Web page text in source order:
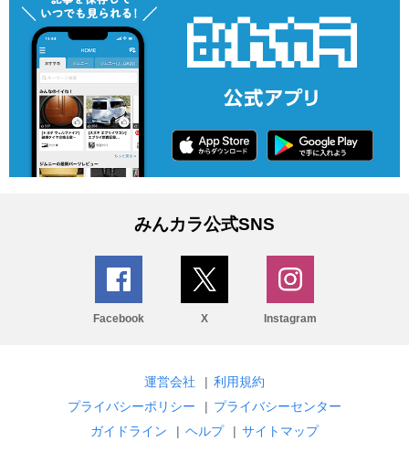
みんカラ公式SNS
Facebook X Instagram
運営会社 | 利用規約
プライバシーポリシー
| プライバシーセンター
ガイドライン
| ヘルプ | サイトマップ